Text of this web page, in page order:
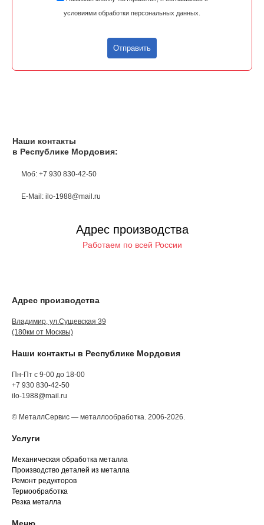
условиями обработки персональных данных.
Отправить
Наши контакты
в Республике Мордовия:
Моб: +7 930 830-42-50
E-Mail: ilo-1988@mail.ru
Адрес производства
Работаем по всей России
Адрес производства
Владимир, ул.Сущевская 39
(180км от Москвы)
Наши контакты в Республике Мордовия
Пн-Пт с 9-00 до 18-00
+7 930 830-42-50
ilo-1988@mail.ru
© МеталлСервис — металлообработка. 2006-2026.
Услуги
Механическая обработка металла
Производство деталей из металла
Ремонт редукторов
Термообработка
Резка металла